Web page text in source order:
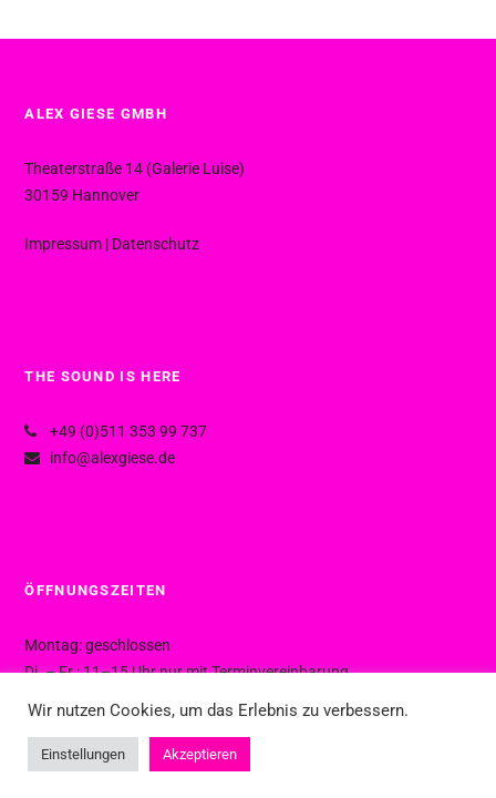
ALEX GIESE GMBH
Theaterstraße 14 (Galerie Luise)
30159 Hannover
Impressum | Datenschutz
THE SOUND IS HERE
+49 (0)511 353 99 737
info@alexgiese.de
ÖFFNUNGSZEITEN
Montag: geschlossen
Di. – Fr.: 11–15 Uhr nur mit Terminvereinbarung
Wir nutzen Cookies, um das Erlebnis zu verbessern.
Einstellungen Akzeptieren